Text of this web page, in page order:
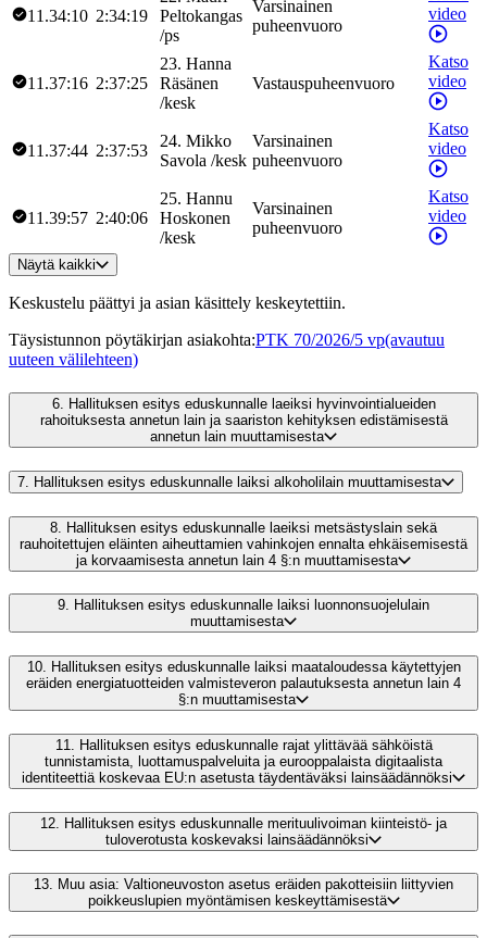
11.34:10 2:34:19
Peltokangas
/ps
Varsinainen
puheenvuoro
video
11.37:16 2:37:25
23. Hanna
Räsänen
/kesk
Vastauspuheenvuoro
Katso
video
11.37:44 2:37:53
24. Mikko
Savola /kesk
Varsinainen
puheenvuoro
Katso
video
11.39:57 2:40:06
25. Hannu
Hoskonen
/kesk
Varsinainen
puheenvuoro
Katso
video
Näytä kaikki
Keskustelu päättyi ja asian käsittely keskeytettiin.
Täysistunnon pöytäkirjan asiakohta:PTK 70/2026/5 vp(avautuu
uuteen välilehteen)
6. Hallituksen esitys eduskunnalle laeiksi hyvinvointialueiden
rahoituksesta annetun lain ja saariston kehityksen edistämisestä
annetun lain muuttamisesta
7. Hallituksen esitys eduskunnalle laiksi alkoholilain muuttamisesta
8. Hallituksen esitys eduskunnalle laeiksi metsästyslain sekä
rauhoitettujen eläinten aiheuttamien vahinkojen ennalta ehkäisemisestä
ja korvaamisesta annetun lain 4 §:n muuttamisesta
9. Hallituksen esitys eduskunnalle laiksi luonnonsuojelulain
muuttamisesta
10. Hallituksen esitys eduskunnalle laiksi maataloudessa käytettyjen
eräiden energiatuotteiden valmisteveron palautuksesta annetun lain 4
§:n muuttamisesta
11.
Hallituksen esitys eduskunnalle rajat ylittävää sähköistä
tunnistamista, luottamuspalveluita ja eurooppalaista digitaalista
identiteettiä koskevaa EU:n asetusta täydentäväksi lainsäädännöksi
12. Hallituksen esitys eduskunnalle merituulivoiman kiinteistö- ja
tuloverotusta koskevaksi lainsäädännöksi
13. Muu asia: Valtioneuvoston asetus eräiden pakotteisiin liittyvien
poikkeuslupien myöntämisen keskeyttämisestä